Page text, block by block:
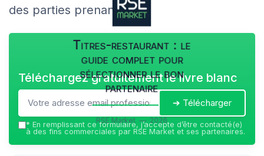
des parties prenantes.
Titres-restaurant : le
guide complet pour
sélectionner le bon
partenaire
RSE Market — 2026
Téléchargez gratuitement le livre blanc
➔ Télécharger
* En remplissant ce formulaire, j’accepte d’être contacté(e)
à des fins commerciales par RSE Market et ses partenaires.